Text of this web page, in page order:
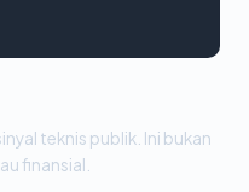
teknis publik. Ini bukan
finansial.